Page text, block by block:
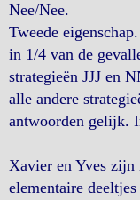
Nee/Nee.
Tweede
in 1/4 van de
strategieën JJJ en
alle andere
antwoorden gelijk.
Xavier en Yves
elementaire